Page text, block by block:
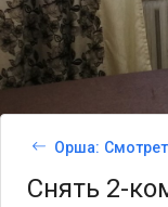
Орша:
Снять 2-